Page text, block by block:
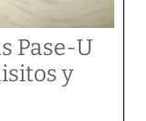
Pase-U
y